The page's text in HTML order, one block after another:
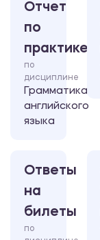
Отчет
по
практике
по
дисциплине
Грамматика
английского
языка
Ответы
на
билеты
по